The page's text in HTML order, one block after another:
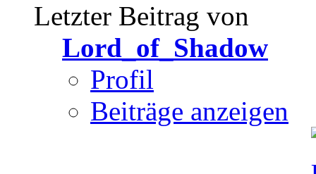
Letzter Beitrag von
Lord_of_Shadow
Profil
Beiträge anzeigen